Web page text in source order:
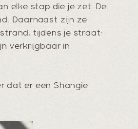
elke stap die je zet. De
Daarnaast zijn ze
tijdens je straat-
verkrijgbaar in
dat er een Shangie